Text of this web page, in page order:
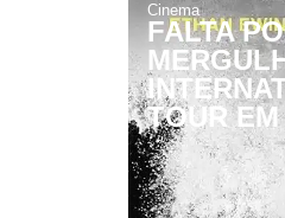
Cinema
FALTA
TOUR